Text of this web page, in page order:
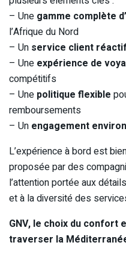
– Une gamme complète
l’Afrique du Nord
– Un service client
– Une expérience de
compétitifs
– Une politique flexible
remboursements
– Un engagement
L’expérience à bord est
proposée par des
l’attention portée aux
et à la diversité des
GNV, le choix du confort
traverser la